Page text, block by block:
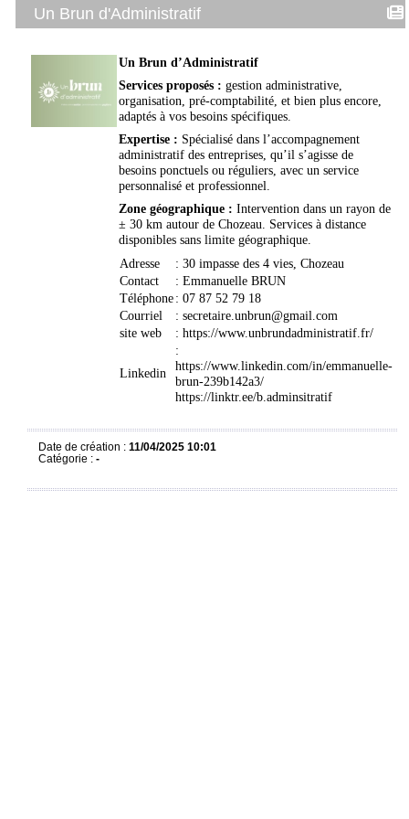
Un Brun d'Administratif
Un Brun d’Administratif
Services proposés : gestion administrative,
organisation, pré-comptabilité, et bien plus encore,
adaptés à vos besoins spécifiques.
Expertise : Spécialisé dans l’accompagnement
administratif des entreprises, qu’il s’agisse de
besoins ponctuels ou réguliers, avec un service
personnalisé et professionnel.
Zone géographique : Intervention dans un rayon de
± 30 km autour de Chozeau. Services à distance
disponibles sans limite géographique.
Adresse
: 30 impasse des 4 vies, Chozeau
Contact
: Emmanuelle BRUN
Téléphone : 07 87 52 79 18
Courriel
: secretaire.unbrun@gmail.com
site web
: https://www.unbrundadministratif.fr/
Linkedin
:
https://www.linkedin.com/in/emmanuelle-
brun-239b142a3/
https://linktr.ee/b.adminsitratif
Date de création : 11/04/2025 10:01
Catégorie : -